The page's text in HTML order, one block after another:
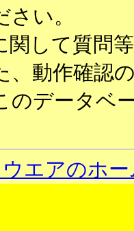
い。
関して質問
、動作確認
のデータベ
エアのホー